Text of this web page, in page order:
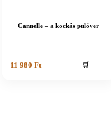
Cannelle – a kockás pulóver
11 980Ft 🛒